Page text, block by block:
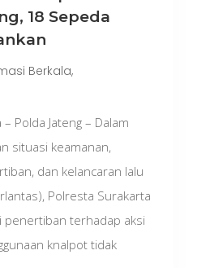
18 Sepeda
Berkala,
Polda Jateng – Dalam
situasi keamanan,
dan kelancaran lalu
Polresta Surakarta
penertiban terhadap aksi
knalpot tidak